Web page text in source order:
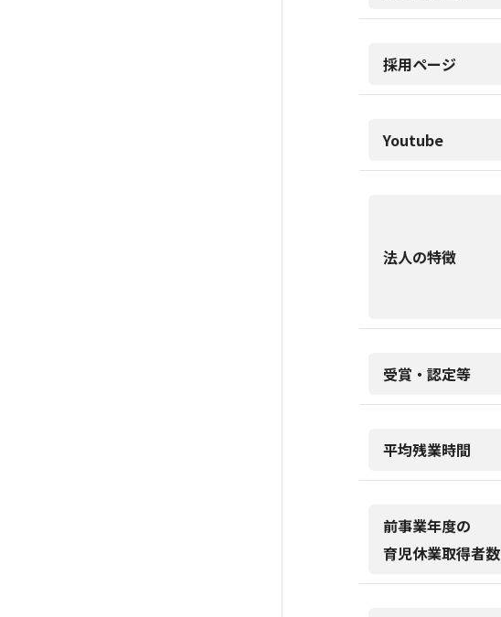
採用ページ
Youtube
法人の特徴
受賞・認定等
平均残業時間
前事業年度の
育児休業取得者数